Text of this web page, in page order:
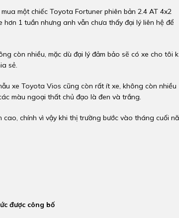
một chiếc Toyota Fortuner phiên bản 2.4 AT 4x2
1 tuần nhưng anh vẫn chưa thấy đại lý liên hệ để
còn nhiều, mặc dù đại lý đảm bảo sẽ có xe cho tôi
sẻ.
xe Toyota Vios cũng còn rất ít xe, không còn nhiều
màu ngoại thất chủ đạo là đen và trắng.
chính vì vậy khi thị trường bước vào tháng cuối
được công bố